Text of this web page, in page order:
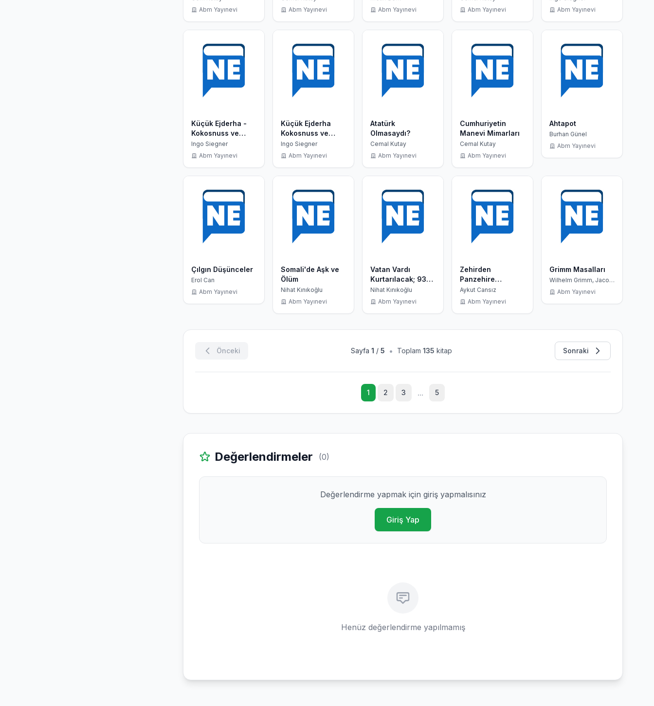
Kimdir?
Abm Yayınevi
Sorununu Nasil
Abm Yayınevi
Abm Yayınevi
Öyküsü (1918-
Abm Yayınevi
Abm Yayınevi
Küçük Ejderha -
Kokosnuss ve
Ormandaki Hazine
Ingo Siegner
Abm Yayınevi
Küçük Ejderha
Kokosnuss ve
Mumyanın Gizemi
Ingo Siegner
Abm Yayınevi
Atatürk
Olmasaydı?
Cemal Kutay
Abm Yayınevi
Cumhuriyetin
Manevi Mimarları
Cemal Kutay
Abm Yayınevi
Ahtapot
Burhan Günel
Abm Yayınevi
Çılgın Düşünceler
Erol Can
Abm Yayınevi
Somali'de Aşk ve
Ölüm
Nihat Kınıkoğlu
Abm Yayınevi
Vatan Vardı
Kurtarılacak; 93
Harbi'nden 1918'e
Doğu Anadolu
Nihat Kınıkoğlu
Abm Yayınevi
Zehirden
Panzehire
Mektuplar
Aykut Cansız
Abm Yayınevi
Grimm Masalları
Wilhelm Grimm, Jacob
Grimm
Abm Yayınevi
Önceki Sayfa 1 / 5 • Toplam 135 kitap Sonraki
1 2 3 ... 5
Değerlendirmeler (0)
Değerlendirme yapmak için giriş yapmalısınız
Giriş Yap
Henüz değerlendirme yapılmamış